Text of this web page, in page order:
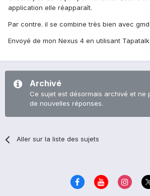
application elle réapparaît.
Par contre. il se combine très bien avec gmd
Envoyé de mon Nexus 4 en utilisant Tapatalk
Archivé
Ce sujet est désormais archivé et ne
de nouvelles réponses.
Aller sur la liste des sujets